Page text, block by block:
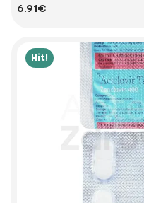
6.91€
Hit!